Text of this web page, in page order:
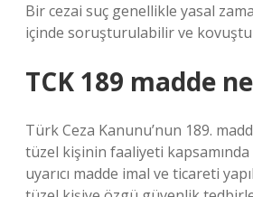
Bir cezai suç genellikle yasal
içinde soruşturulabilir ve
TCK 189 madde
Türk Ceza Kanunu’nun 189.
tüzel kişinin faaliyeti
uyarıcı madde imal ve ticareti